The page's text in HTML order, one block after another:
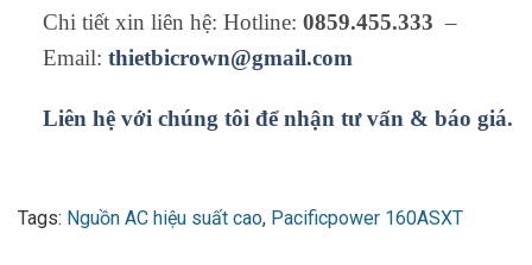
Chi tiết xin liên hệ: Hotline: 0859.455.333 –
Email: thietbicrown@gmail.com
Liên hệ với chúng tôi để nhận tư vấn & báo giá.
Tags: Nguồn AC hiệu suất cao, Pacificpower 160ASXT